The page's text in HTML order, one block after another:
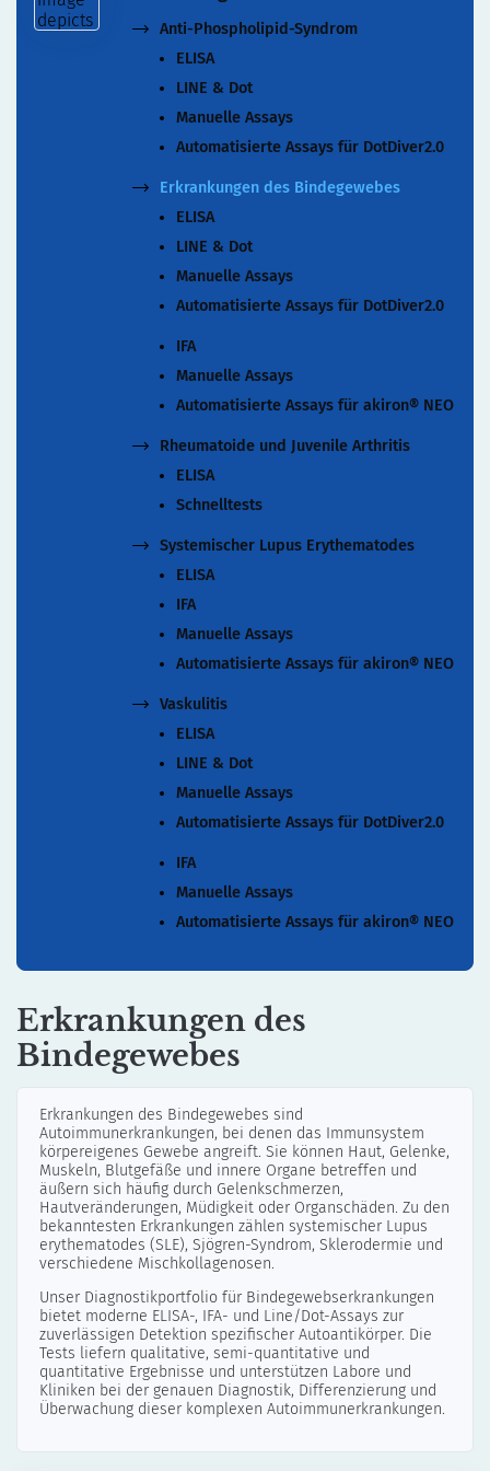
Automatisierte Assays für akiron® NEO
Anti-Phospholipid-Syndrom
ELISA
LINE & Dot
Manuelle Assays
Automatisierte Assays für DotDiver2.0
Erkrankungen des Bindegewebes
ELISA
LINE & Dot
Manuelle Assays
Automatisierte Assays für DotDiver2.0
IFA
Manuelle Assays
Automatisierte Assays für akiron® NEO
Rheumatoide und Juvenile Arthritis
ELISA
Schnelltests
Systemischer Lupus Erythematodes
ELISA
IFA
Manuelle Assays
Automatisierte Assays für akiron® NEO
Vaskulitis
ELISA
LINE & Dot
Manuelle Assays
Automatisierte Assays für DotDiver2.0
IFA
Manuelle Assays
Automatisierte Assays für akiron® NEO
Erkrankungen des
Bindegewebes
Erkrankungen des Bindegewebes sind
Autoimmunerkrankungen, bei denen das Immunsystem
körpereigenes Gewebe angreift. Sie können Haut, Gelenke,
Muskeln, Blutgefäße und innere Organe betreffen und
äußern sich häufig durch Gelenkschmerzen,
Hautveränderungen, Müdigkeit oder Organschäden. Zu den
bekanntesten Erkrankungen zählen systemischer Lupus
erythematodes (SLE), Sjögren-Syndrom, Sklerodermie und
verschiedene Mischkollagenosen.
Unser Diagnostikportfolio für Bindegewebserkrankungen
bietet moderne ELISA-, IFA- und Line/Dot-Assays zur
zuverlässigen Detektion spezifischer Autoantikörper. Die
Tests liefern qualitative, semi-quantitative und
quantitative Ergebnisse und unterstützen Labore und
Kliniken bei der genauen Diagnostik, Differenzierung und
Überwachung dieser komplexen Autoimmunerkrankungen.